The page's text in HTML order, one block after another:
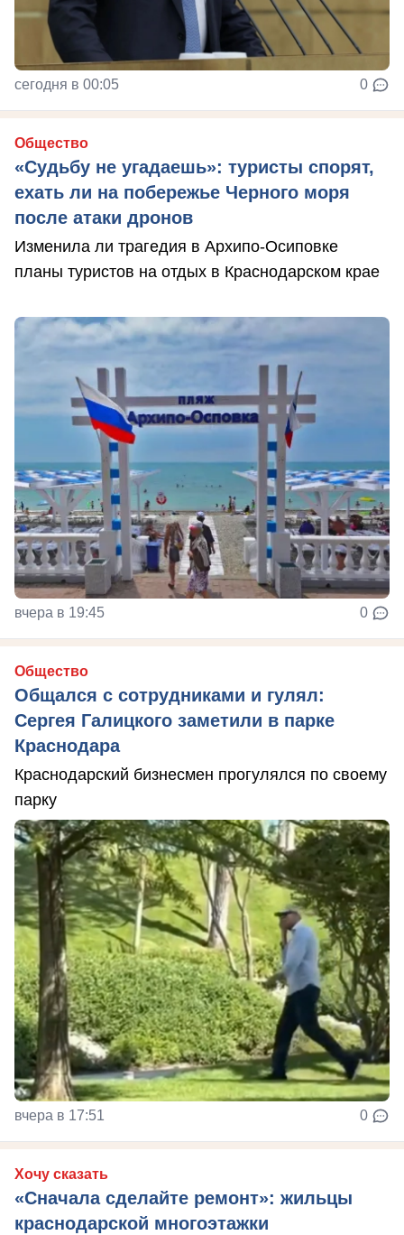
сегодня в 00:05 0
Общество
«Судьбу не угадаешь»: туристы спорят,
ехать ли на побережье Черного моря
после атаки дронов
Изменила ли трагедия в Архипо-Осиповке
планы туристов на отдых в Краснодарском крае
вчера в 19:45 0
Общество
Общался с сотрудниками и гулял:
Сергея Галицкого заметили в парке
Краснодара
Краснодарский бизнесмен прогулялся по своему
парку
вчера в 17:51 0
Хочу сказать
«Сначала сделайте ремонт»: жильцы
краснодарской многоэтажки